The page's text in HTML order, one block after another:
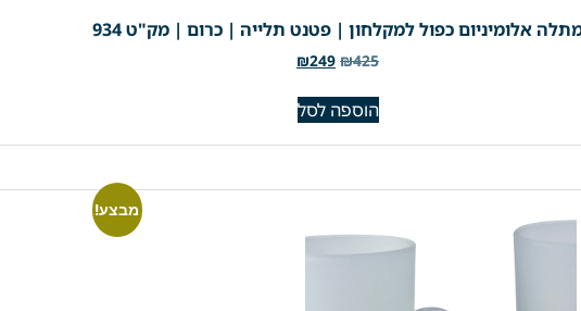
אלומיניום כפול למקלחון | פטנט תלייה | כרום | מק"ט 934
₪425
₪249
הוספה לסל
מבצע!